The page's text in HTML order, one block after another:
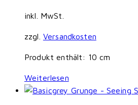
inkl. MwSt.
zzgl. Versandkosten
Produkt enthält: 10 cm
Weiterlesen